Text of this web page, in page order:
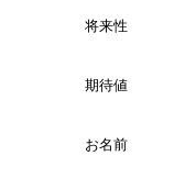
将来性
期待値
お名前